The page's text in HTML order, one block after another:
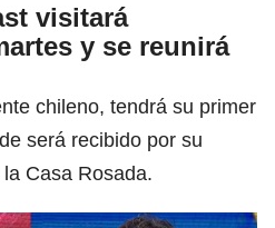
visitará
y se reunirá
chileno, tendrá su primer
será recibido por su
Casa Rosada.